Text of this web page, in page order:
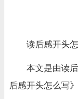
读后感开头
本文是由读
后感开头怎么写